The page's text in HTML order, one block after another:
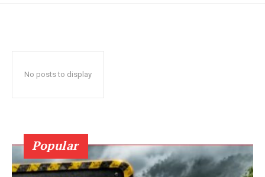
No posts to display
Popular